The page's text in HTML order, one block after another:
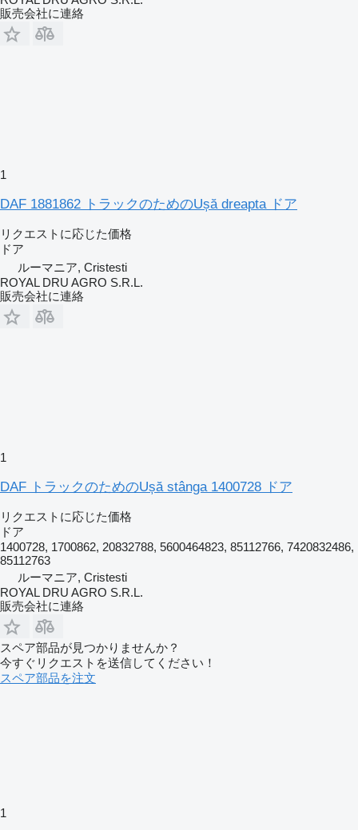
販売会社に連絡
1
DAF 1881862 トラックのためのUșă dreapta ドア
リクエストに応じた価格
ドア
ルーマニア, Cristesti
ROYAL DRU AGRO S.R.L.
販売会社に連絡
1
DAF トラックのためのUșă stânga 1400728 ドア
リクエストに応じた価格
ドア
1400728, 1700862, 20832788, 5600464823, 85112766, 7420832486,
85112763
ルーマニア, Cristesti
ROYAL DRU AGRO S.R.L.
販売会社に連絡
スペア部品が見つかりませんか？
今すぐリクエストを送信してください！
スペア部品を注文
1